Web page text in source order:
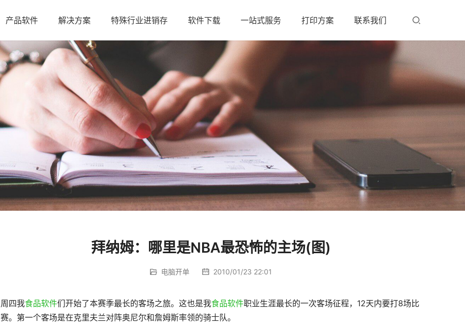
产品软件 解决方案 特殊行业进销存 软件下载 一站式服务 打印方案 联系我们
拜纳姆：哪里是NBA最恐怖的主场(图)
电脑开单 2010/01/23 22:01
周四我食品软件们开始了本赛季最长的客场之旅。这也是我食品软件职业生涯最长的一次客场征程，12天内要打8场比
赛。第一个客场是在克里夫兰对阵奥尼尔和詹姆斯率领的骑士队。